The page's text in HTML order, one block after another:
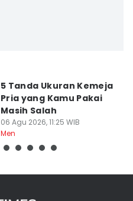
5 Tanda Ukuran Kemeja
Pria yang Kamu Pakai
Masih Salah
06 Agu 2026, 11:25 WIB
Men